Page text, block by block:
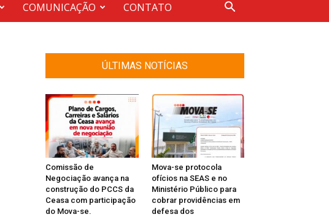
COMUNICAÇÃO CONTATO
ÚLTIMAS NOTÍCIAS
Comissão de
Negociação avança na
construção do PCCS da
Ceasa com participação
do Mova-se.
Mova-se protocola
ofícios na SEAS e no
Ministério Público para
cobrar providências em
defesa dos